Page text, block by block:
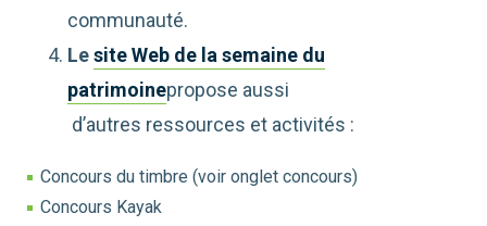
communauté.
Lesite Web de la semaine du
patrimoinepropose aussi
d’autres ressources et activités :
Concours du timbre (voir onglet concours)
Concours Kayak